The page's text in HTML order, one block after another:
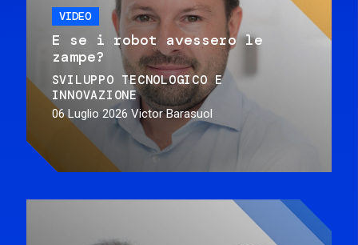
VIDEO
E se i robot avessero le
zampe?
SVILUPPO TECNOLOGICO E
INNOVAZIONE
06 Luglio 2026 Victor Barasuol